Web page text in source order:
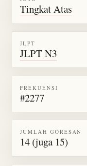
Tingkat Atas
JLPT
JLPT N3
FREKUENSI
#2277
JUMLAH GORESAN
14 (juga 15)